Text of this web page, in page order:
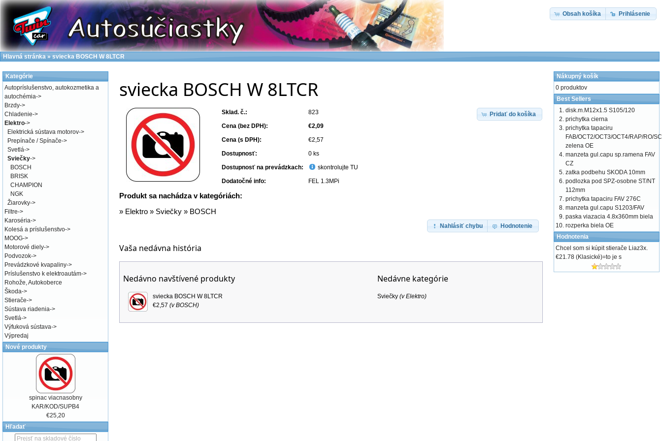
sviecka BOSCH W 8LTCR
Pridať do košíka
Sklad. č.:
823
Cena (bez DPH):
€2,09
Cena (s DPH):
€2,57
Dostupnosť:
0 ks
Dostupnosť na prevádzkach:
skontrolujte TU
Dodatočné info:
FEL 1.3MPi
Produkt sa nachádza v kategóriách:
» Elektro » Sviečky » BOSCH
Nahlásiť chybu Hodnotenie
Vaša nedávna história
Nedávno navštívené produkty
sviecka BOSCH W 8LTCR
€2,57(vBOSCH)
Nedávne kategórie
Sviečky (vElektro)
Kategórie
Autopríslušenstvo, autokozmetika a
autochémia->
Brzdy->
Chladenie->
Elektro->
Elektrická sústava motorov->
Prepínače / Spínače->
Svetlá->
Sviečky->
BOSCH
BRISK
CHAMPION
NGK
Žiarovky->
Filtre->
Karoséria->
Kolesá a príslušenstvo->
MOOG->
Motorové diely->
Podvozok->
Prevádzkové kvapaliny->
Príslušenstvo k elektroautám->
Rohože, Autokoberce
Škoda->
Stierače->
Sústava riadenia->
Svetlá->
Výfuková sústava->
Výpredaj
Nové produkty
spinac viacnasobny
KAR/KOD/SUPB4
€25,20
Hľadať
Nákupný košík
0 produktov
Best Sellers
disk.m.M12x1.5 S105/120
prichytka cierna
prichytka tapaciru
FAB/OCT2/OCT3/OCT4/RAP/RO/
zelena OE
manzeta gul.capu sp.ramena FAV
CZ
zatka podbehu SKODA 10mm
podlozka pod SPZ-osobne ST/NT
112mm
prichytka tapaciru FAV 276C
manzeta gul.capu S1203/FAV
paska viazacia 4.8x360mm biela
rozperka biela OE
Hodnotenia
Chcel som si kúpit stierače Liaz3x.
€21.78 (Klasické)=to je s
Obsah košíka Prihlásenie
Hlavná stránka » sviecka BOSCH W 8LTCR